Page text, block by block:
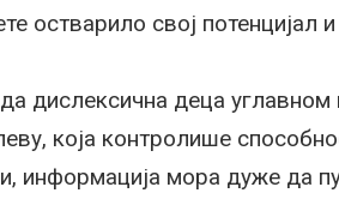
остварило свој потенцијал
дислексична деца углавном
која контролише
информација мора дуже да